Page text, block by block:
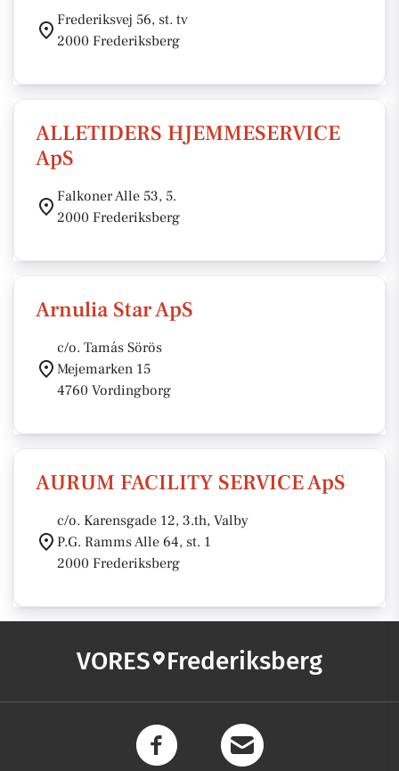
Frederiksvej 56, st. tv
2000 Frederiksberg
ALLETIDERS HJEMMESERVICE
ApS
Falkoner Alle 53, 5.
2000 Frederiksberg
Arnulia Star ApS
c/o. Tamás Sörös
Mejemarken 15
4760 Vordingborg
AURUM FACILITY SERVICE ApS
c/o. Karensgade 12, 3.th, Valby
P.G. Ramms Alle 64, st. 1
2000 Frederiksberg
VORES Frederiksberg